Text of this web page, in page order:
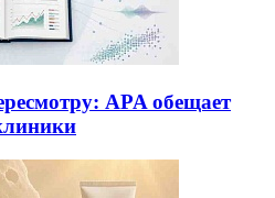
APA обещает